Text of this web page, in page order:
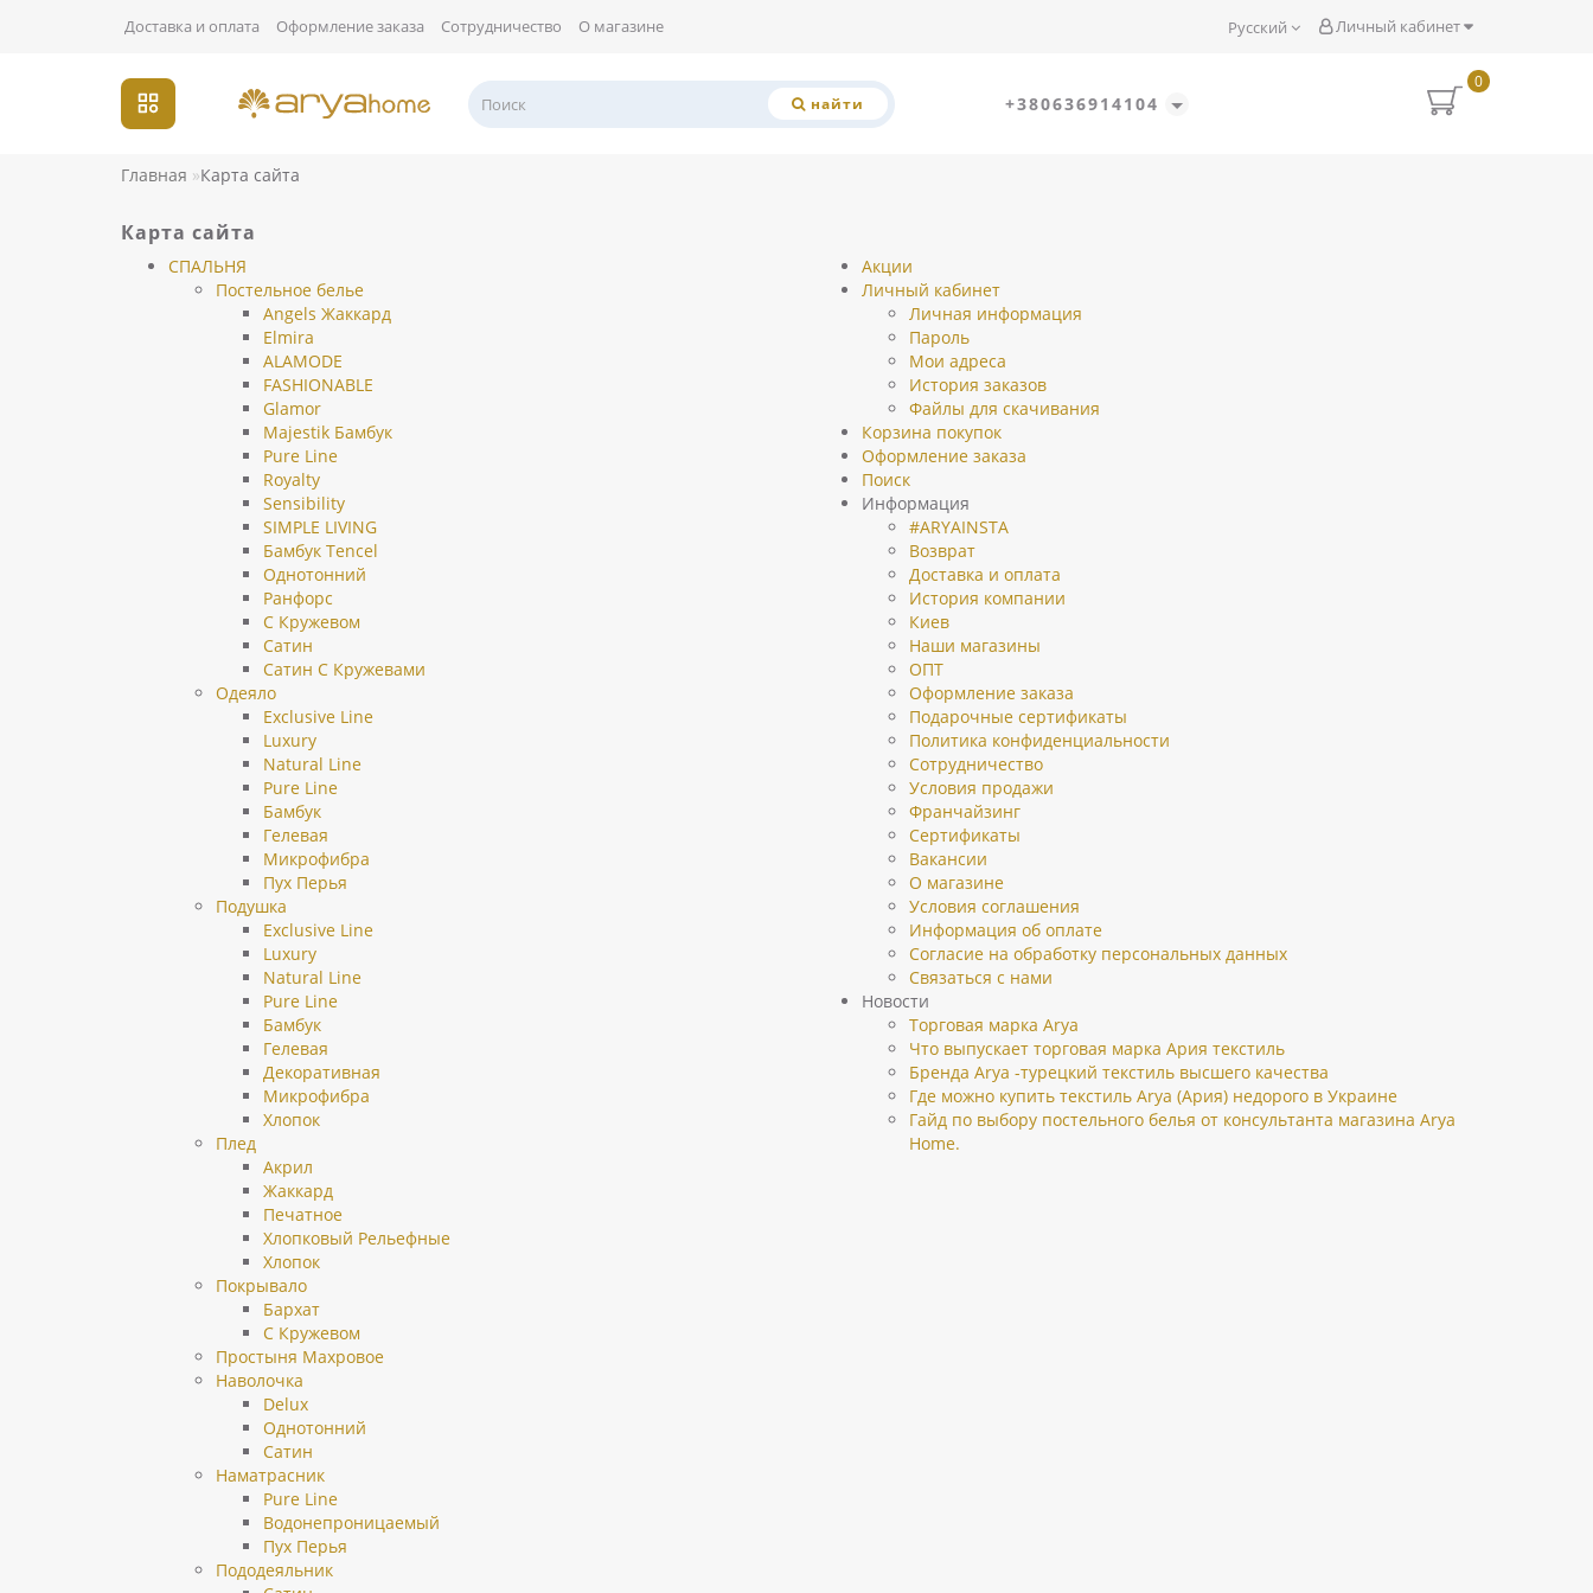
Личный кабинет
Русский
Доставка и оплата Оформление заказа Сотрудничество О магазине
найти +380636914104
0
Главная Карта сайта
Карта сайта
СПАЛЬНЯ
Постельное белье
Angels Жаккард
Elmira
ALAMODE
FASHIONABLE
Glamor
Majestik Бамбук
Pure Line
Royalty
Sensibility
SIMPLE LIVING
Бамбук Tencel
Однотонний
Ранфорс
С Кружевом
Сатин
Сатин С Кружевами
Одеяло
Exclusive Line
Luxury
Natural Line
Pure Line
Бамбук
Гелевая
Микрофибра
Пух Перья
Подушка
Exclusive Line
Luxury
Natural Line
Pure Line
Бамбук
Гелевая
Декоративная
Микрофибра
Хлопок
Плед
Акрил
Жаккард
Печатное
Хлопковый Рельефные
Хлопок
Покрывало
Бархат
С Кружевом
Простыня Махровое
Наволочка
Delux
Однотонний
Сатин
Наматрасник
Pure Line
Водонепроницаемый
Пух Перья
Пододеяльник
Акции
Личный кабинет
Личная информация
Пароль
Мои адреса
История заказов
Файлы для скачивания
Корзина покупок
Оформление заказа
Поиск
Информация
#ARYAINSTA
Возврат
Доставка и оплата
История компании
Киев
Наши магазины
ОПТ
Оформление заказа
Подарочные сертификаты
Политика конфиденциальности
Сотрудничество
Условия продажи
Франчайзинг
Сертификаты
Вакансии
О магазине
Условия соглашения
Информация об оплате
Согласие на обработку персональных данных
Связаться с нами
Новости
Торговая марка Arya
Что выпускает торговая марка Ария текстиль
Бренда Arya -турецкий текстиль высшего качества
Где можно купить текстиль Arya (Ария) недорого в Украине
Гайд по выбору постельного белья от консультанта магазина Arya
Home.